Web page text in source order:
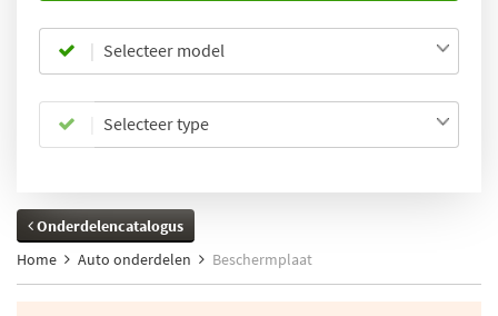
Selecteer model
Selecteer type
Onderdelencatalogus
Home
Auto onderdelen Beschermplaat